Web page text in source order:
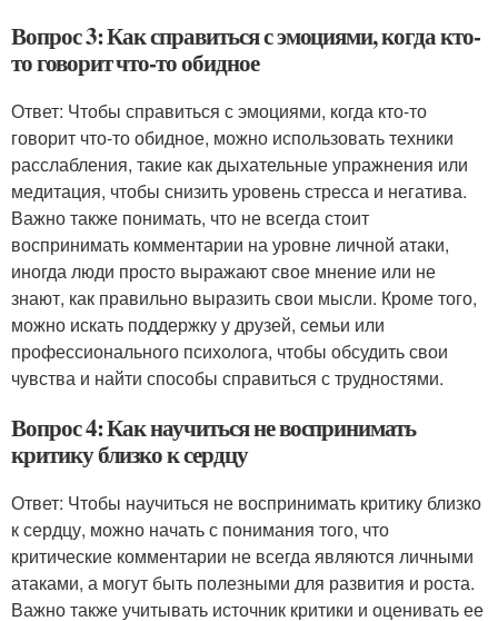
Вопрос 3: Как справиться с эмоциями, когда кто-
то говорит что-то обидное
Ответ: Чтобы справиться с эмоциями, когда кто-то
говорит что-то обидное, можно использовать техники
расслабления, такие как дыхательные упражнения или
медитация, чтобы снизить уровень стресса и негатива.
Важно также понимать, что не всегда стоит
воспринимать комментарии на уровне личной атаки,
иногда люди просто выражают свое мнение или не
знают, как правильно выразить свои мысли. Кроме того,
можно искать поддержку у друзей, семьи или
профессионального психолога, чтобы обсудить свои
чувства и найти способы справиться с трудностями.
Вопрос 4: Как научиться не воспринимать
критику близко к сердцу
Ответ: Чтобы научиться не воспринимать критику близко
к сердцу, можно начать с понимания того, что
критические комментарии не всегда являются личными
атаками, а могут быть полезными для развития и роста.
Важно также учитывать источник критики и оценивать ее